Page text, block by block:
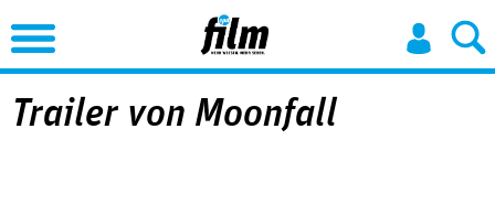
Jump to Navigation
Trailer von Moonfall